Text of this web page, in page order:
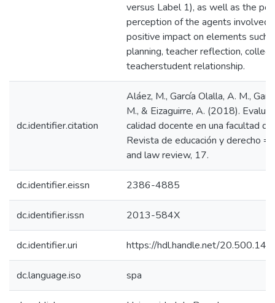
versus Label 1), as well as the
perception of the agents
positive impact on elements such
planning, teacher reflection,
teacherstudent relationship.
dc.identifier.citation
Aláez, M., García Olalla, A. M.,
M., & Eizaguirre, A. (2018).
calidad docente en una facultad
Revista de educación y derecho =
and law review, 17.
dc.identifier.eissn 2386-4885
dc.identifier.issn 2013-584X
dc.identifier.uri https://hdl.handle.net/
dc.language.iso spa